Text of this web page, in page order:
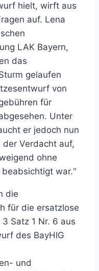
hielt, wirft aus
auf. Lena
LAK Bayern,
das
gelaufen
von
für
Unter
er jedoch nun
Verdacht auf,
ohne
war.“
die
für die ersatzlose
Satz 1 Nr. 6 aus
des BayHIG
und